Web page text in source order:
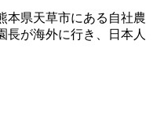
本県天草市にある自社農
長が海外に行き、日本人